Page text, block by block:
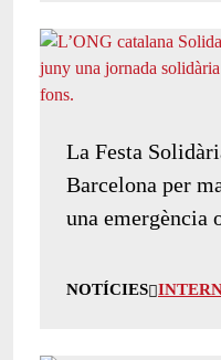
La Festa
Barcelona per
una emergència
NOTÍCIES